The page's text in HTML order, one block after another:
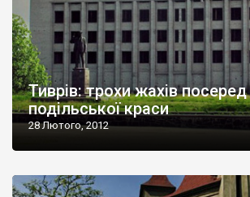
Тиврів: трохи жахів посеред
подільської краси
28 Лютого, 2012